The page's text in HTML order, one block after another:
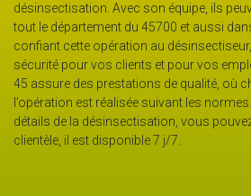
désinsectisation. Avec son équipe, ils
tout le département du 45700 et aussi
confiant cette opération au
sécurité pour vos clients et pour vos
45 assure des prestations de qualité, où
l’opération est réalisée suivant les
détails de la désinsectisation, vous
clientèle, il est disponible 7 j/7.